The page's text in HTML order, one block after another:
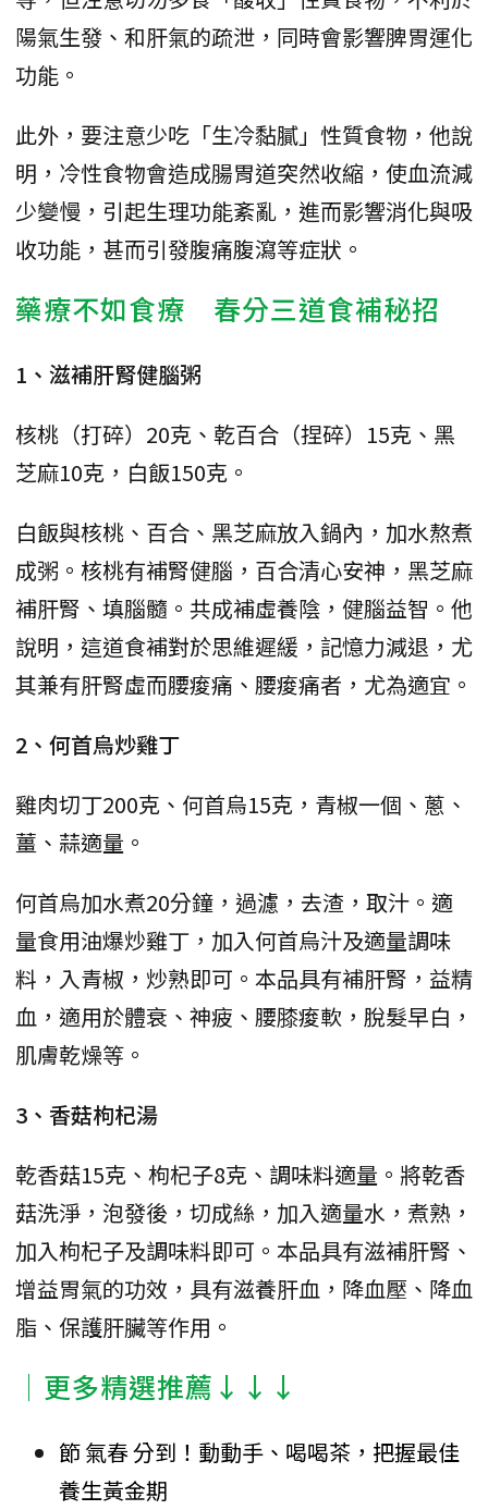
陽氣生發、和肝氣的疏泄，同時會影響脾胃運化
功能。
此外，要注意少吃「生冷黏膩」性質食物，他說
明，冷性食物會造成腸胃道突然收縮，使血流減
少變慢，引起生理功能紊亂，進而影響消化與吸
收功能，甚而引發腹痛腹瀉等症狀。
藥療不如食療 春分三道食補秘招
1、滋補肝腎健腦粥
核桃（打碎）20克、乾百合（捏碎）15克、黑
芝麻10克，白飯150克。
白飯與核桃、百合、黑芝麻放入鍋內，加水熬煮
成粥。核桃有補腎健腦，百合清心安神，黑芝麻
補肝腎、填腦髓。共成補虛養陰，健腦益智。他
說明，這道食補對於思維遲緩，記憶力減退，尤
其兼有肝腎虛而腰痠痛、腰痠痛者，尤為適宜。
2、何首烏炒雞丁
雞肉切丁200克、何首烏15克，青椒一個、蔥、
薑、蒜適量。
何首烏加水煮20分鐘，過濾，去渣，取汁。適
量食用油爆炒雞丁，加入何首烏汁及適量調味
料，入青椒，炒熟即可。本品具有補肝腎，益精
血，適用於體衰、神疲、腰膝痠軟，脫髮早白，
肌膚乾燥等。
3、香菇枸杞湯
乾香菇15克、枸杞子8克、調味料適量。將乾香
菇洗淨，泡發後，切成絲，加入適量水，煮熟，
加入枸杞子及調味料即可。本品具有滋補肝腎、
增益胃氣的功效，具有滋養肝血，降血壓、降血
脂、保護肝臟等作用。
│更多精選推薦↓↓↓
節 氣春 分到！動動手、喝喝茶，把握最佳
養生黃金期